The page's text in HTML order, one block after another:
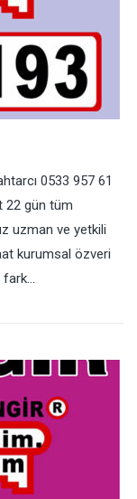
0533 957 61
22 gün tüm
uzman ve yetkili
kurumsal özveri
fark…